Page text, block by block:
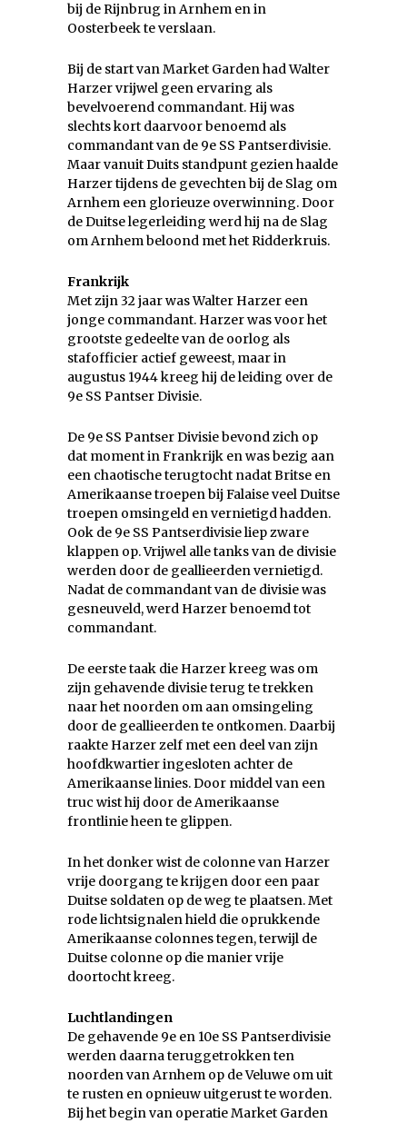
bij de Rijnbrug in Arnhem en in
Oosterbeek te verslaan.
Bij de start van Market Garden had Walter
Harzer vrijwel geen ervaring als
bevelvoerend commandant. Hij was
slechts kort daarvoor benoemd als
commandant van de 9e SS Pantserdivisie.
Maar vanuit Duits standpunt gezien haalde
Harzer tijdens de gevechten bij de Slag om
Arnhem een glorieuze overwinning. Door
de Duitse legerleiding werd hij na de Slag
om Arnhem beloond met het Ridderkruis.
Frankrijk
Met zijn 32 jaar was Walter Harzer een
jonge commandant. Harzer was voor het
grootste gedeelte van de oorlog als
stafofficier actief geweest, maar in
augustus 1944 kreeg hij de leiding over de
9e SS Pantser Divisie.
De 9e SS Pantser Divisie bevond zich op
dat moment in Frankrijk en was bezig aan
een chaotische terugtocht nadat Britse en
Amerikaanse troepen bij Falaise veel Duitse
troepen omsingeld en vernietigd hadden.
Ook de 9e SS Pantserdivisie liep zware
klappen op. Vrijwel alle tanks van de divisie
werden door de geallieerden vernietigd.
Nadat de commandant van de divisie was
gesneuveld, werd Harzer benoemd tot
commandant.
De eerste taak die Harzer kreeg was om
zijn gehavende divisie terug te trekken
naar het noorden om aan omsingeling
door de geallieerden te ontkomen. Daarbij
raakte Harzer zelf met een deel van zijn
hoofdkwartier ingesloten achter de
Amerikaanse linies. Door middel van een
truc wist hij door de Amerikaanse
frontlinie heen te glippen.
In het donker wist de colonne van Harzer
vrije doorgang te krijgen door een paar
Duitse soldaten op de weg te plaatsen. Met
rode lichtsignalen hield die oprukkende
Amerikaanse colonnes tegen, terwijl de
Duitse colonne op die manier vrije
doortocht kreeg.
Luchtlandingen
De gehavende 9e en 10e SS Pantserdivisie
werden daarna teruggetrokken ten
noorden van Arnhem op de Veluwe om uit
te rusten en opnieuw uitgerust te worden.
Bij het begin van operatie Market Garden